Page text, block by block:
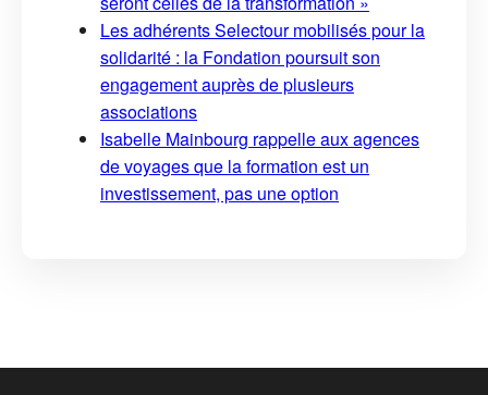
Les adhérents Selectour mobilisés pour la
solidarité : la Fondation poursuit son
engagement auprès de plusieurs
associations
Isabelle Mainbourg rappelle aux agences
de voyages que la formation est un
investissement, pas une option